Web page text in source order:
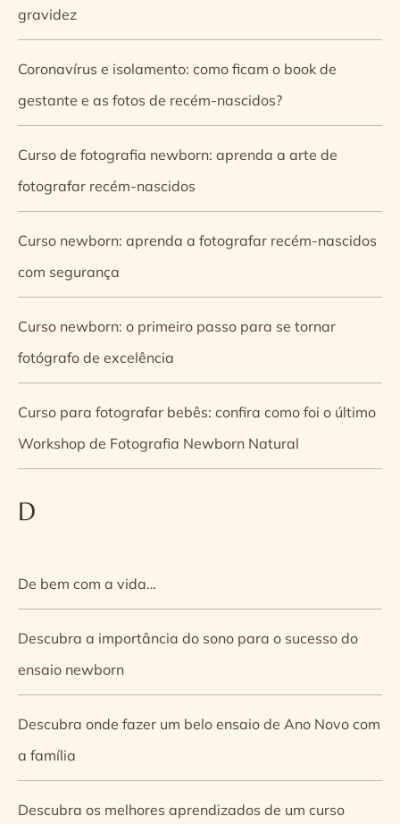
gravidez
Coronavírus e isolamento: como ficam o book de
gestante e as fotos de recém-nascidos?
Curso de fotografia newborn: aprenda a arte de
fotografar recém-nascidos
Curso newborn: aprenda a fotografar recém-nascidos
com segurança
Curso newborn: o primeiro passo para se tornar
fotógrafo de excelência
Curso para fotografar bebês: confira como foi o último
Workshop de Fotografia Newborn Natural
D
De bem com a vida…
Descubra a importância do sono para o sucesso do
ensaio newborn
Descubra onde fazer um belo ensaio de Ano Novo com
a família
Descubra os melhores aprendizados de um curso